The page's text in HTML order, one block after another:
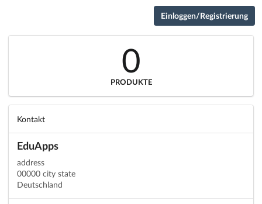
Einloggen/Registrierung
0
PRODUKTE
Kontakt
EduApps
address
00000 city state
Deutschland